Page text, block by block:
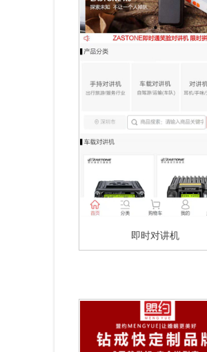
即时对讲机